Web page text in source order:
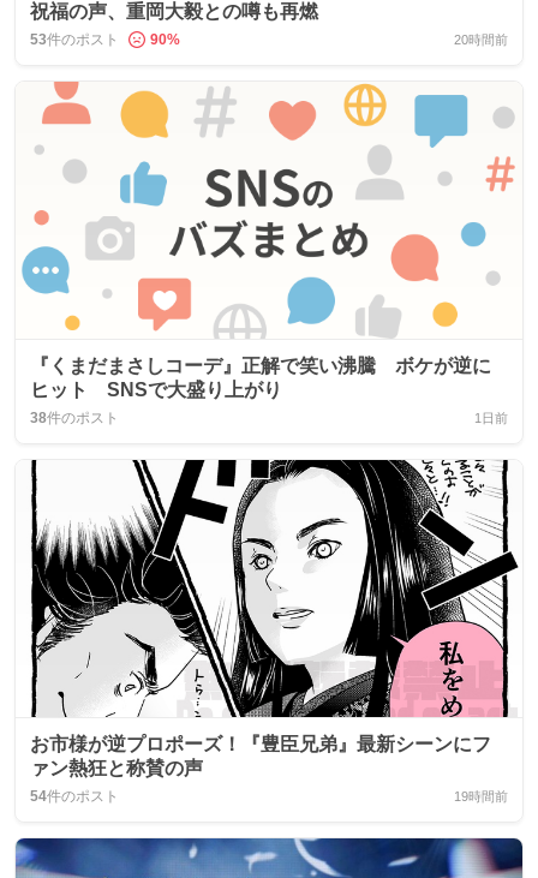
祝福の声、重岡大毅との噂も再燃
53件のポスト 90% 20時間前
『くまだまさしコーデ』正解で笑い沸騰 ボケが逆に
ヒット SNSで大盛り上がり
38件のポスト 1日前
お市様が逆プロポーズ！『豊臣兄弟』最新シーンにフ
ァン熱狂と称賛の声
54件のポスト 19時間前